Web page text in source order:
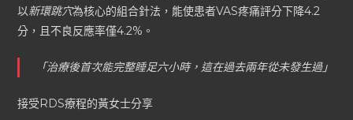
以新環跳穴為核心的組合針法，能使患者VAS疼痛評分下降4.2
分，且不良反應率僅4.2%。
「治療後首次能完整睡足六小時，這在過去兩年從未發生過」
接受RDS療程的黃女士分享